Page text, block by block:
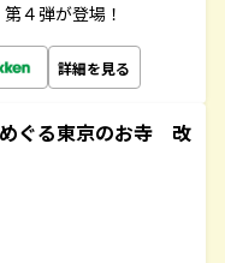
４弾が登場！
詳細を見る
ぐる東京のお寺 改